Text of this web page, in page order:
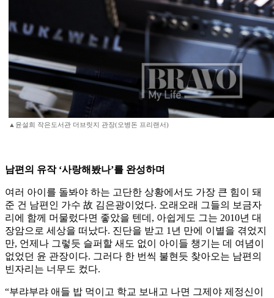
▲윤설희 작은도서관 더브릿지 관장(오병돈 프리랜서)
남편의 유작 ‘사랑해봤나’를 완성하며
여러 아이를 돌봐야 하는 고단한 상황에서도 가장 큰 힘이 돼
준 건 남편인 가수 故 김은광이었다. 오래오래 그들의 보금자
리에 함께 머물렀다면 좋았을 텐데, 아쉽게도 그는 2010년 대
장암으로 세상을 떠났다. 진단을 받고 1년 만에 이별을 겪었지
만, 언제나 그렇듯 슬퍼할 새도 없이 아이들 챙기는 데 여념이
없었던 윤 관장이다. 그러다 한 번씩 불현듯 찾아오는 남편의
빈자리는 너무도 컸다.
“부랴부랴 애들 밥 먹이고 학교 보내고 나면 그제야 제정신이